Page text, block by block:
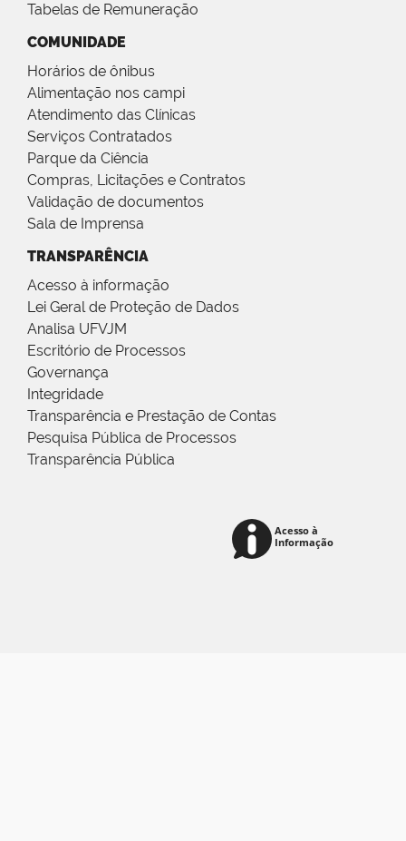
Tabelas de Remuneração
COMUNIDADE
Horários de ônibus
Alimentação nos campi
Atendimento das Clínicas
Serviços Contratados
Parque da Ciência
Compras, Licitações e Contratos
Validação de documentos
Sala de Imprensa
TRANSPARÊNCIA
Acesso à informação
Lei Geral de Proteção de Dados
Analisa UFVJM
Escritório de Processos
Governança
Integridade
Transparência e Prestação de Contas
Pesquisa Pública de Processos
Transparência Pública